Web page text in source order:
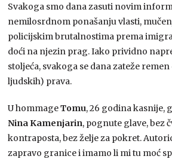
Svakoga smo dana zasuti novim
nemilosrdnom ponašanju vlasti,
policijskim brutalnostima prema
doći na njezin prag. Iako prividno
stoljeća, svakoga se dana zateže
ljudskih) prava.
U hommageTomu, 26 godina kasnije,
Nina Kamenjarin, pognute glave, bez
kontraposta, bez želje za pokret.
zapravo granice i imamo li mi tu moć